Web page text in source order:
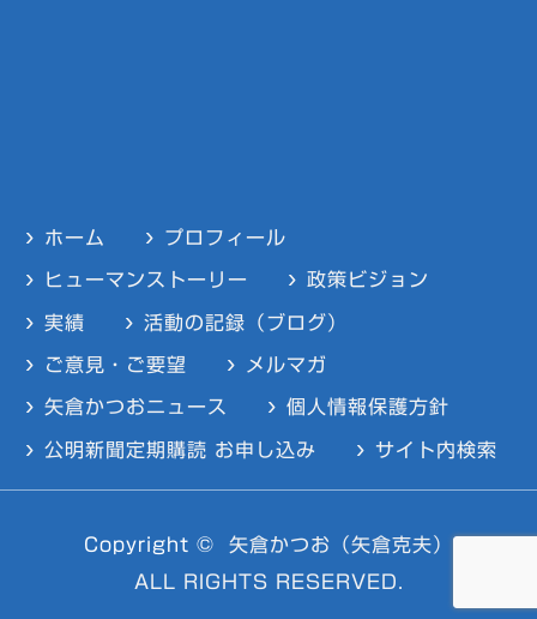
ホーム プロフィール
ヒューマンストーリー 政策ビジョン
実績 活動の記録（ブログ）
ご意見・ご要望 メルマガ
矢倉かつおニュース 個人情報保護方針
公明新聞定期購読 お申し込み サイト内検索
Copyright © 矢倉かつお（矢倉克夫）
ALL RIGHTS RESERVED.